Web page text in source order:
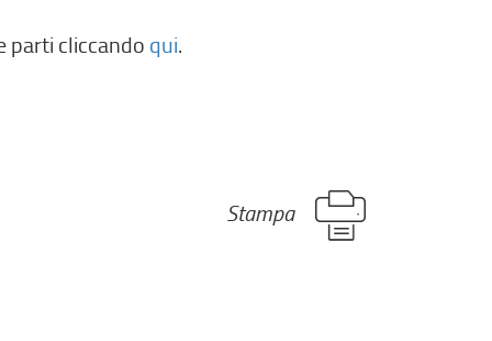
parti cliccando qui.
Stampa